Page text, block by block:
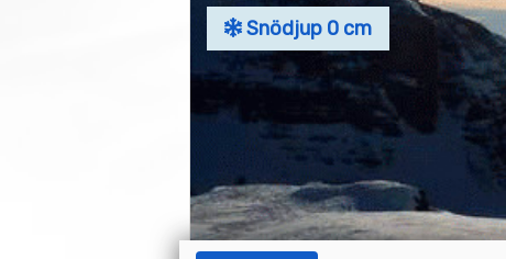
Snödjup 0 cm